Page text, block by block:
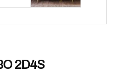
2D4S